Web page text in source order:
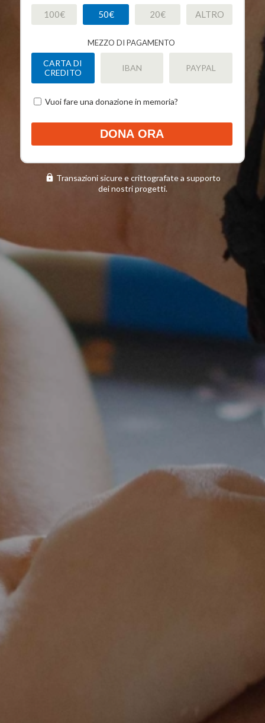
100€ 50€ 20€ ALTRO
MEZZO DI PAGAMENTO
CARTA DI
CREDITO
IBAN PAYPAL
Checkbox
in
Vuoi fare una donazione in memoria?
DONA ORA
Transazioni sicure e crittografate a supporto
dei nostri progetti.